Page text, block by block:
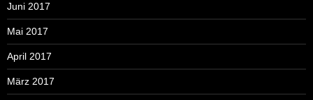
Juni 2017
Mai 2017
April 2017
März 2017